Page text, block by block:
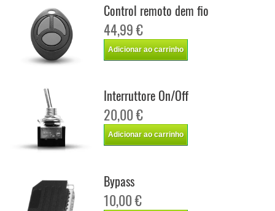
Control remoto dem fio
44,99 €
Adicionar ao carrinho
Interruttore On/Off
20,00 €
Adicionar ao carrinho
Bypass
10,00 €